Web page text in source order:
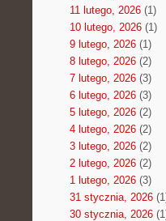
11 lutego, 2026(1)
10 lutego, 2026(1)
9 lutego, 2026(1)
8 lutego, 2026(2)
7 lutego, 2026(3)
6 lutego, 2026(3)
5 lutego, 2026(2)
4 lutego, 2026(2)
3 lutego, 2026(2)
2 lutego, 2026(2)
1 lutego, 2026(3)
31 stycznia, 2026
30 stycznia, 2026